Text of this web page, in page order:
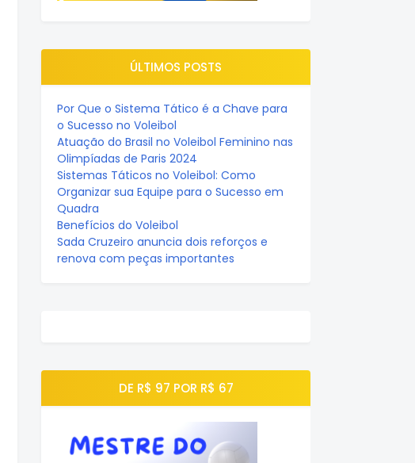
ÚLTIMOS POSTS
Por Que o Sistema Tático é a Chave para
o Sucesso no Voleibol
Atuação do Brasil no Voleibol Feminino nas
Olimpíadas de Paris 2024
Sistemas Táticos no Voleibol: Como
Organizar sua Equipe para o Sucesso em
Quadra
Benefícios do Voleibol
Sada Cruzeiro anuncia dois reforços e
renova com peças importantes
DE R$ 97 POR R$ 67